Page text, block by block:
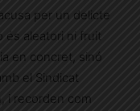
per un delicte
és aleatori ni fruit
en concret, sinó
el Sindicat
i recorden com